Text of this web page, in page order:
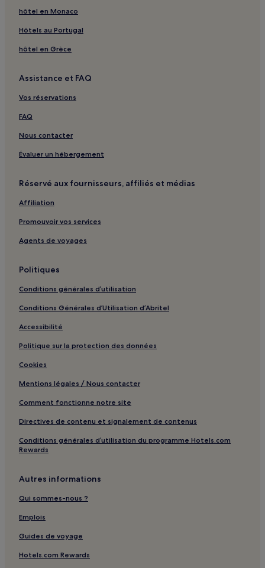
Brémoy : hôtels
Longueville : hôtels
La Luzerne : hôtels
Saint-Pierre-Du-Mont : hôtels
Le Mesnil-au-Grain : hôtels
Montamy : hôtels
Vieux : hôtels
Tournières : hôtels
Biéville : hôtels
Formigny La Bataille : hôtels
Les Loges : hôtels
Épinay-Sur-Odon : hôtels
Le Hom : hôtels
Juvigny-Sur-Seulles : hôtels
Creully sur Seulles : hôtels
Caen : hôtels Hôtels avec parking
Caen : hôtels Hôtels avec centre de fitness
Caen : hôtels
Hérouville-Saint-Clair : hôtels Hôtels avec parking
Mondeville : hôtels Hôtels avec parking
Bayeux : hôtels Hôtels avec piscine
Bayeux : hôtels Hôtels avec parking
Bayeux : hôtels Hôtels avec petit-déjeuner gratuit
Grandcamp-Maisy : hôtels
Carpiquet : hôtels à proximité
hôtel en Monaco
Hôtels au Portugal
hôtel en Grèce
Assistance et FAQ
Vos réservations
FAQ
Nous contacter
Évaluer un hébergement
Réservé aux fournisseurs, affiliés et médias
Affiliation
Promouvoir vos services
Agents de voyages
Politiques
Conditions générales d’utilisation
Conditions Générales d’Utilisation d’Abritel
Accessibilité
Politique sur la protection des données
Cookies
Mentions légales / Nous contacter
Comment fonctionne notre site
Directives de contenu et signalement de contenus
Conditions générales d’utilisation du programme Hotels.com
Rewards
Autres informations
Qui sommes-nous ?
Emplois
Guides de voyage
Hotels.com Rewards